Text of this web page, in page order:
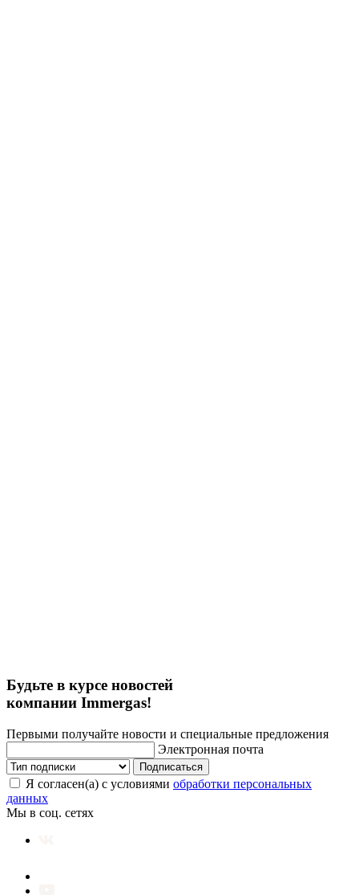
Будьте в курсе новостей
компании Immergas!
Первыми получайте новости и специальные предложения
Электронная почта
Подписаться
Я согласен(а) с условиями обработки персональных
данных
Мы в соц. сетях